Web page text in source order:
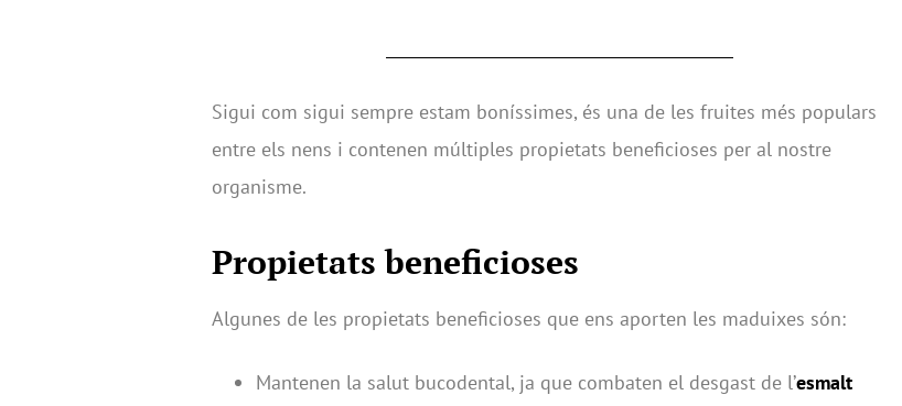
Sigui com sigui sempre estam boníssimes, és una de les fruites més populars
entre els nens i contenen múltiples propietats beneficioses per al nostre
organisme.
Propietats beneficioses
Algunes de les propietats beneficioses que ens aporten les maduixes són:
Mantenen la salut bucodental, ja que combaten el desgast de l’esmalt